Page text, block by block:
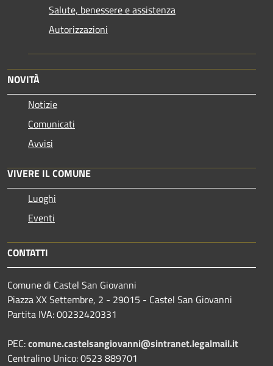
Salute, benessere e assistenza
Autorizzazioni
NOVITÀ
Notizie
Comunicati
Avvisi
VIVERE IL COMUNE
Luoghi
Eventi
CONTATTI
Comune di Castel San Giovanni
Piazza XX Settembre, 2 - 29015 - Castel San Giovanni
Partita IVA: 00232420331
PEC:comune.castelsangiovanni@sintranet.legalmail.it
Centralino Unico: 0523 889701